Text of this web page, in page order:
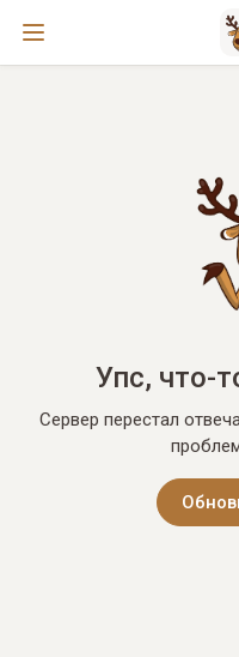
Упс, что-
Сервер перестал